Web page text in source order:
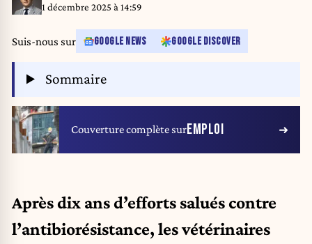
NORD 1 décembre 2025 à 14:59
Suis-nous sur GOOGLE NEWS GOOGLE DISCOVER
Sommaire
Couverture complète surEMPLOI
Après dix ans d’efforts salués contre
l’antibiorésistance, les vétérinaires